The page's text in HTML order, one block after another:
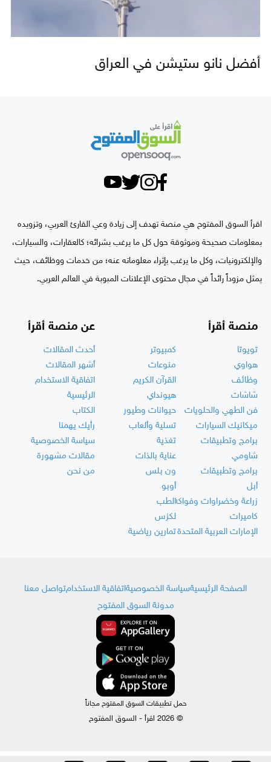
أفضل نانو ستيشن في العراق
اقرأ السوق المفتوح هي منصة تهدف إلى زيادة وعي القارئ العربي، وتزويده
بمعلومات صحيحة وموثوقة حول كل ما يرغب بشرائه؛ كالعقارات، والسيارات،
والإلكترونيات، وكل ما يرغب بإثراء معلوماته عنه؛ من خدمات ووظائف، حيث
يمثل مزوداً رائداً في مجال محتوى الإعلانات المبوبة في العالم العربي.
منصة أقرأ
تويوتا
كمبيوتر
هواوي
منوعات
وظائف
القرآن الكريم
شاشات
هيونداي
فن الطهي والحلويات
حيوانات وطيور
ميكانيك السيارات
تسلية وألعاب
برامج وتطبيقات
تغذية
شاومي
عناية بالذات
برامج وتطبيقات
ون بلس
أبل
أوبو
زراعة وخضراوات وفواكهالطب
كاميرات
لكزس
الإمارات العربية المتحدةتمارين رياضية
عن منصة أقرأ
أحدث المقالات
أشهر المقالات
اتفاقية الاستخدام
الرئيسية
الكتاب
رأيك يهمنا
سياسة الخصوصية
مقالات مشهورة
من نحن
الصفحة الرئيسيةسياسة الخصوصيةاتفاقية الاستخدامتواصل معنا
مدونة السوق المفتوح
حمل تطبيقات السوق المفتوح مجاناً
© 2026 اقرأ - السوق المفتوح